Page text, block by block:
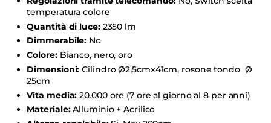
temperatura colore
Quantità di luce:2350 lm
Dimmerabile: No
Colore:Bianco, nero, oro
Dimensioni:CilindroØ2,5cmx41cm, rosone tondo Ø
25cm
Vita media: 20.000 ore (7 ore al giorno al 8 per anni)
Materiale:Alluminio + Acrilico